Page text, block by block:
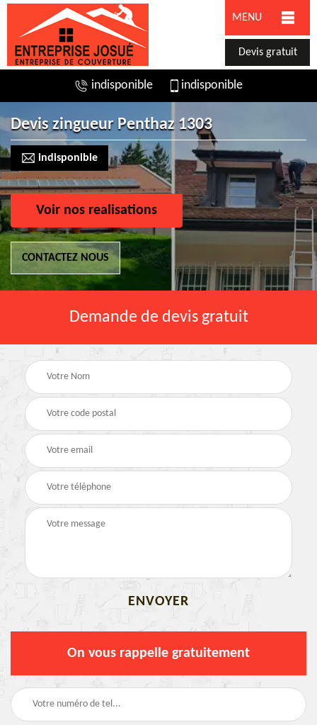
MENU
Devis gratuit
indisponible indisponible
Devis zingueur Penthaz 1303
indisponible
Voir nos realisations
CONTACTEZ NOUS
Demande de devis gratuit
On vous rappelle gratuitement